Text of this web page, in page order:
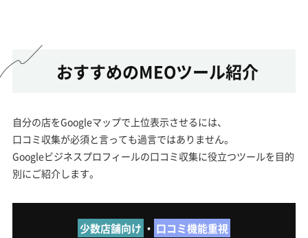
おすすめのMEOツール紹介
自分の店をGoogleマップで上位表示させるには、
口コミ収集が必須と言っても過言ではありません。
Googleビジネスプロフィールの口コミ収集に役立つツールを目的
別にご紹介します。
少数店舗向け ・ 口コミ機能重視